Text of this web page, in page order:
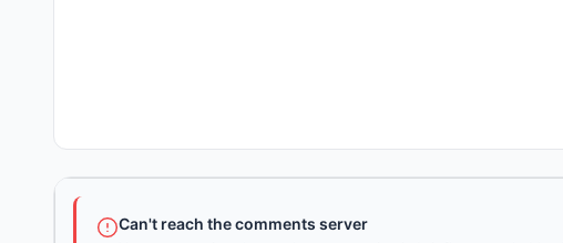
Can't reach the comments server